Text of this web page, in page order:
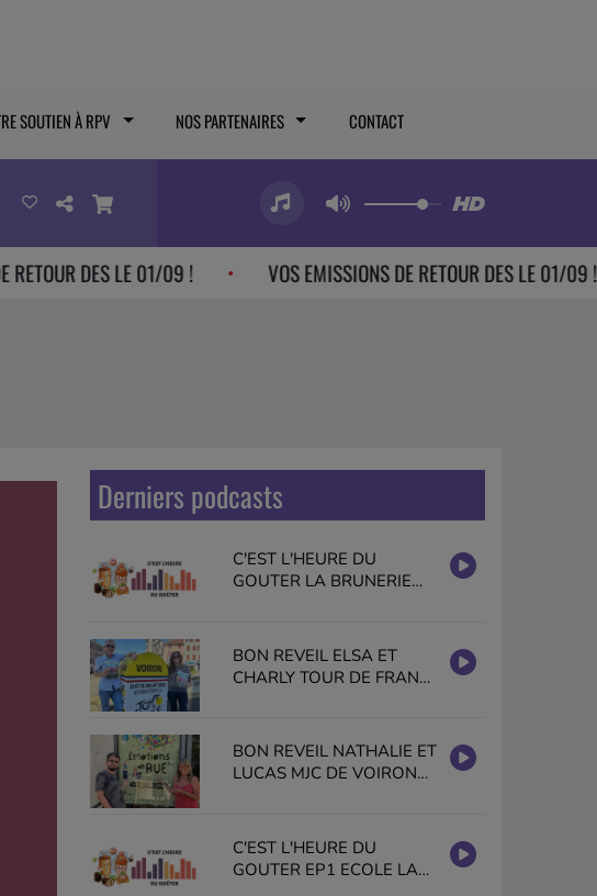
SOUTIEN À RPV NOS PARTENAIRES CONTACT
DES LE 01/09 ! VOS EMISSIONS DE RETOUR DES LE 01/09 !
Derniers podcasts
C'EST L'HEURE DU
GOUTER LA BRUNERIE
BON REVEIL ELSA ET
CHARLY TOUR DE FRANCE
BON REVEIL NATHALIE ET
LUCAS MJC DE VOIRON
C'EST L'HEURE DU
GOUTER EP1 ECOLE LA